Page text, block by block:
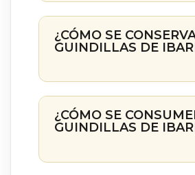
¿CÓMO SE
GUINDILLAS DE
¿CÓMO SE
GUINDILLAS DE